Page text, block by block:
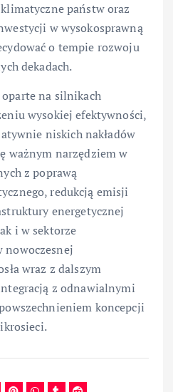
państw oraz
w wysokosprawną
o tempie rozwoju
dekadach.
na silnikach
wysokiej efektywności,
niskich nakładów
ważnym narzędziem w
z poprawą
redukcją emisji
energetycznej
i w sektorze
nowoczesnej
wraz z dalszym
z odnawialnymi
koncepcji